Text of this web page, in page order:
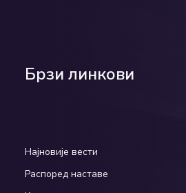
Брзи линкови
Најновије вести
Распоред наставе